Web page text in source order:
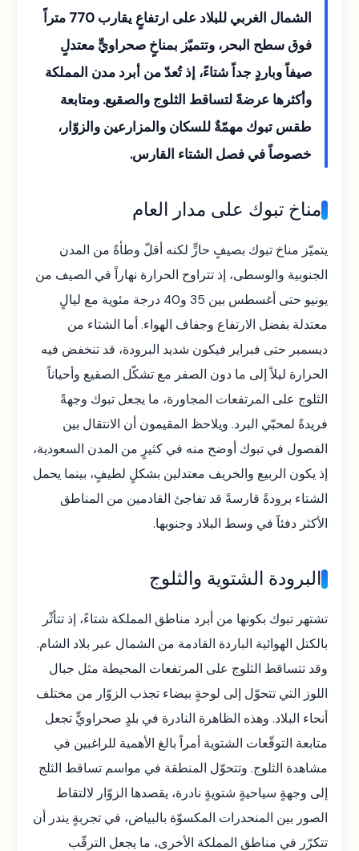
الشمال الغربي للبلاد على ارتفاعٍ يقارب 770 متراً
فوق سطح البحر، وتتميّز بمناخٍ صحراويٍّ معتدلٍ
صيفاً وباردٍ جداً شتاءً، إذ تُعدّ من أبرد مدن المملكة
وأكثرها عرضةً لتساقط الثلوج والصقيع. ومتابعة
طقس تبوك مهمّةٌ للسكان والمزارعين والزوّار،
خصوصاً في فصل الشتاء القارس.
مناخ تبوك على مدار العام
يتميّز مناخ تبوك بصيفٍ حارٍّ لكنه أقلّ وطأةً من المدن
الجنوبية والوسطى، إذ تتراوح الحرارة نهاراً في الصيف من
يونيو حتى أغسطس بين 35 و40 درجة مئوية مع ليالٍ
معتدلة بفضل الارتفاع وجفاف الهواء. أما الشتاء من
ديسمبر حتى فبراير فيكون شديد البرودة، قد تنخفض فيه
الحرارة ليلاً إلى ما دون الصفر مع تشكّل الصقيع وأحياناً
الثلوج على المرتفعات المجاورة، ما يجعل تبوك وجهةً
فريدةً لمحبّي البرد. ويلاحظ المقيمون أن الانتقال بين
الفصول في تبوك أوضح منه في كثيرٍ من المدن السعودية،
إذ يكون الربيع والخريف معتدلين بشكلٍ لطيفٍ، بينما يحمل
الشتاء برودةً قارسةً قد تفاجئ القادمين من المناطق
الأكثر دفئاً في وسط البلاد وجنوبها.
البرودة الشتوية والثلوج
تشتهر تبوك بكونها من أبرد مناطق المملكة شتاءً، إذ تتأثّر
بالكتل الهوائية الباردة القادمة من الشمال عبر بلاد الشام.
وقد تتساقط الثلوج على المرتفعات المحيطة مثل جبال
اللوز التي تتحوّل إلى لوحةٍ بيضاء تجذب الزوّار من مختلف
أنحاء البلاد. وهذه الظاهرة النادرة في بلدٍ صحراويٍّ تجعل
متابعة التوقّعات الشتوية أمراً بالغ الأهمية للراغبين في
مشاهدة الثلوج. وتتحوّل المنطقة في مواسم تساقط الثلج
إلى وجهةٍ سياحيةٍ شتويةٍ نادرة، يقصدها الزوّار لالتقاط
الصور بين المنحدرات المكسوّة بالبياض، في تجربةٍ يندر أن
تتكرّر في مناطق المملكة الأخرى، ما يجعل الترقّب